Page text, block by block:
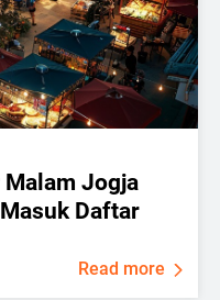
Jogja
Daftar
Read more